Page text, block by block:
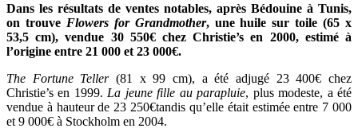
Dans les résultats de ventes notables, après Bédouine à Tunis,
on trouve Flowers for Grandmother, une huile sur toile (65 x
53,5 cm), vendue 30 550€ chez Christie’s en 2000, estimé à
l’origine entre 21 000 et 23 000€.
The Fortune Teller(81 x 99 cm), a été adjugé 23 400€ chez
Christie’s en 1999. La jeune fille au parapluie, plus modeste, a été
vendue à hauteur de 23 250€tandis qu’elle était estimée entre 7 000
et 9 000€ à Stockholm en 2004.